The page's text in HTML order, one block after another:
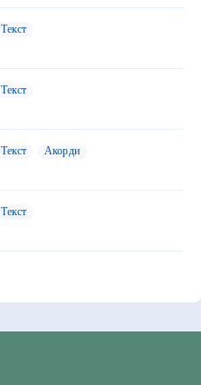
Текст
Текст
Текст Акорди
Текст